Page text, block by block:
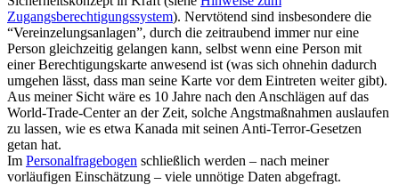
Zugangsberechtigungssystem). Nervtötend sind insbesondere die
“Vereinzelungsanlagen”, durch die zeitraubend immer nur eine
Person gleichzeitig gelangen kann, selbst wenn eine Person mit
einer Berechtigungskarte anwesend ist (was sich ohnehin dadurch
umgehen lässt, dass man seine Karte vor dem Eintreten weiter gibt).
Aus meiner Sicht wäre es 10 Jahre nach den Anschlägen auf das
World-Trade-Center an der Zeit, solche Angstmaßnahmen auslaufen
zu lassen, wie es etwa Kanada mit seinen Anti-Terror-Gesetzen
getan hat.
Im Personalfragebogen schließlich werden – nach meiner
vorläufigen Einschätzung – viele unnötige Daten abgefragt.